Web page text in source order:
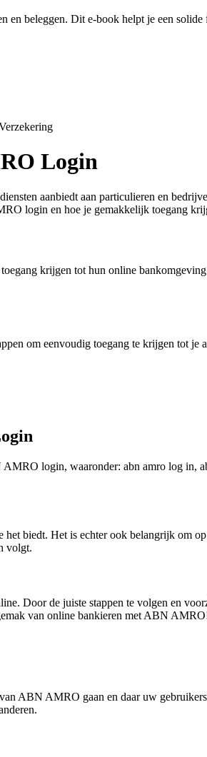
beleggen. Dit e-book helpt je een
Login
aanbiedt aan particulieren en
login en hoe je gemakkelijk toegang
krijgen tot hun online
om eenvoudig toegang te krijgen tot je
login, waaronder: abn amro log in,
biedt. Het is echter ook belangrijk om
volgt.
Door de juiste stappen te volgen en
van online bankieren met ABN
ABN AMRO gaan en daar uw